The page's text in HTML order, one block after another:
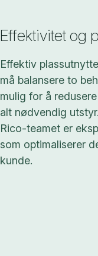
Effektivitet og
Effektiv
må balansere to
mulig for å
alt nødvendig utstyr.
Rico-teamet er
som optimaliserer
kunde.